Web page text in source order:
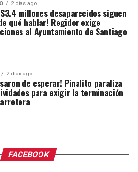
2 días ago
millones desaparecidos siguen
qué hablar! Regidor exige
al Ayuntamiento de Santiago
2 días ago
de esperar! Pinalito paraliza
para exigir la terminación
FACEBOOK